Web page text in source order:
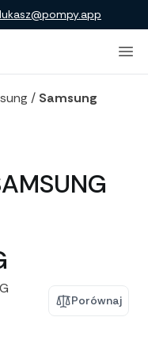
lukasz@pompy.app
/ Samsung
Porównaj